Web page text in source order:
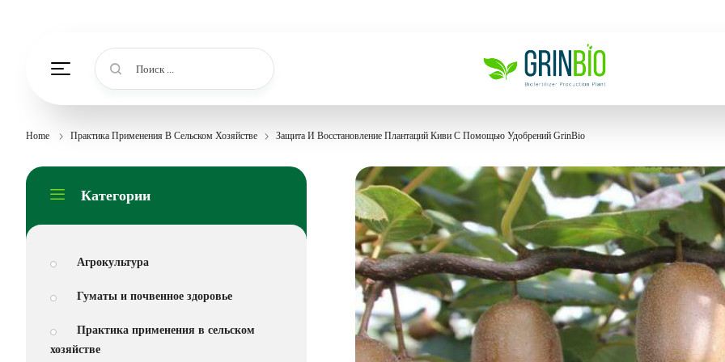
Поиск ...
Home Практика Применения В Сельском Хозяйстве Защита И Восстановление Плантаций Киви С Помощью Удобрений GrinBio
Категории
Агрокультура
Гуматы и почвенное здоровье
Практика применения в сельском
хозяйстве